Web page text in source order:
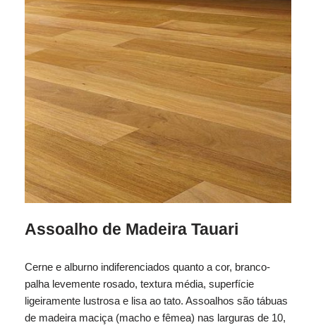
Assoalho de Madeira Tauari
Cerne e alburno indiferenciados quanto a cor, branco-
palha levemente rosado, textura média, superfície
ligeiramente lustrosa e lisa ao tato. Assoalhos são tábuas
de madeira maciça (macho e fêmea) nas larguras de 10,